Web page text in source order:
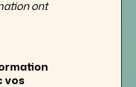
ont
vos